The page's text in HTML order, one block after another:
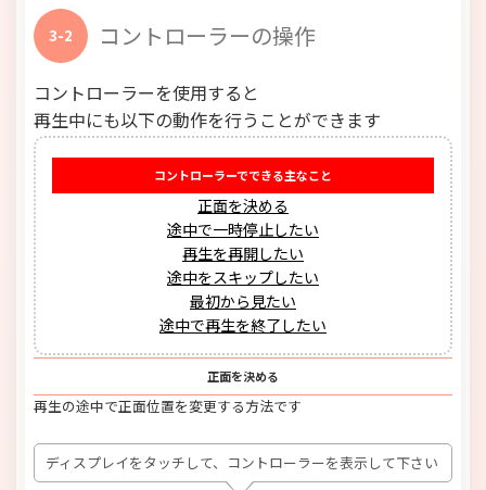
3-2 コントローラーの操作
コントローラーを使用すると
再生中にも以下の動作を行うことができます
コントローラーでできる主なこと
正面を決める
途中で一時停止したい
再生を再開したい
途中をスキップしたい
最初から見たい
途中で再生を終了したい
正面を決める
再生の途中で正面位置を変更する方法です
ディスプレイをタッチして、コントローラーを表示して下さい